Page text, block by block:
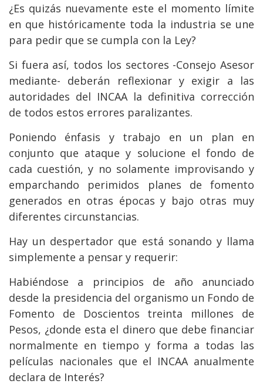
¿Es quizás nuevamente este el momento límite
en que históricamente toda la industria se une
para pedir que se cumpla con la Ley?
Si fuera así, todos los sectores -Consejo Asesor
mediante- deberán reflexionar y exigir a las
autoridades del INCAA la definitiva corrección
de todos estos errores paralizantes.
Poniendo énfasis y trabajo en un plan en
conjunto que ataque y solucione el fondo de
cada cuestión, y no solamente improvisando y
emparchando perimidos planes de fomento
generados en otras épocas y bajo otras muy
diferentes circunstancias.
Hay un despertador que está sonando y llama
simplemente a pensar y requerir:
Habiéndose a principios de año anunciado
desde la presidencia del organismo un Fondo de
Fomento de Doscientos treinta millones de
Pesos, ¿donde esta el dinero que debe financiar
normalmente en tiempo y forma a todas las
películas nacionales que el INCAA anualmente
declara de Interés?